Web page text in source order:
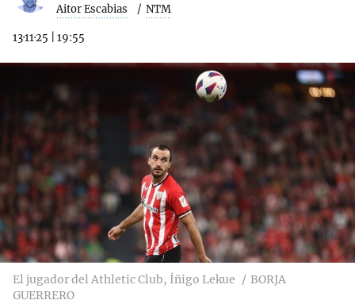
Aitor Escabias NTM
13·11·25 19:55
El jugador del Athletic Club, Íñigo Lekue
BORJA
GUERRERO